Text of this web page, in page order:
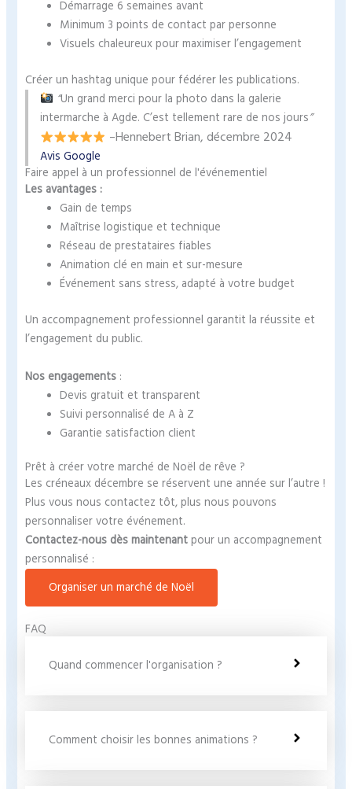
Démarrage 6 semaines avant
Minimum 3 points de contact par personne
Visuels chaleureux pour maximiser l’engagement
Créer un hashtag unique pour fédérer les publications.
“Un grand merci pour la photo dans la galerie
intermarche à Agde. C’est tellement rare de nos jours”
–Hennebert Brian, décembre 2024
Avis Google
Faire appel à un professionnel de l'événementiel
Les avantages :
Gain de temps
Maîtrise logistique et technique
Réseau de prestataires fiables
Animation clé en main et sur-mesure
Événement sans stress, adapté à votre budget
Un accompagnement professionnel garantit la réussite et
l’engagement du public.
Nos engagements :
Devis gratuit et transparent
Suivi personnalisé de A à Z
Garantie satisfaction client
Prêt à créer votre marché de Noël de rêve ?
Les créneaux décembre se réservent une année sur l’autre !
Plus vous nous contactez tôt, plus nous pouvons
personnaliser votre événement.
Contactez-nous dès maintenant pour un accompagnement
personnalisé :
Organiser un marché de Noël
FAQ
Quand commencer l'organisation ?
Comment choisir les bonnes animations ?